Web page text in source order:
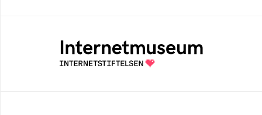
Ett digitalt museum som byggts, och kureras
av Internetstiftelsen